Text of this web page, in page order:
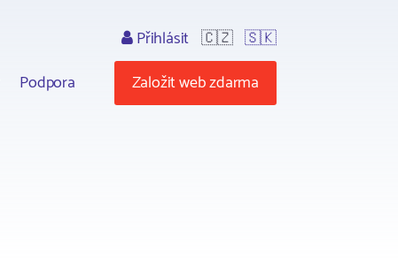
Podpora
Přihlásit 🇨🇿 🇸🇰
Založit web zdarma